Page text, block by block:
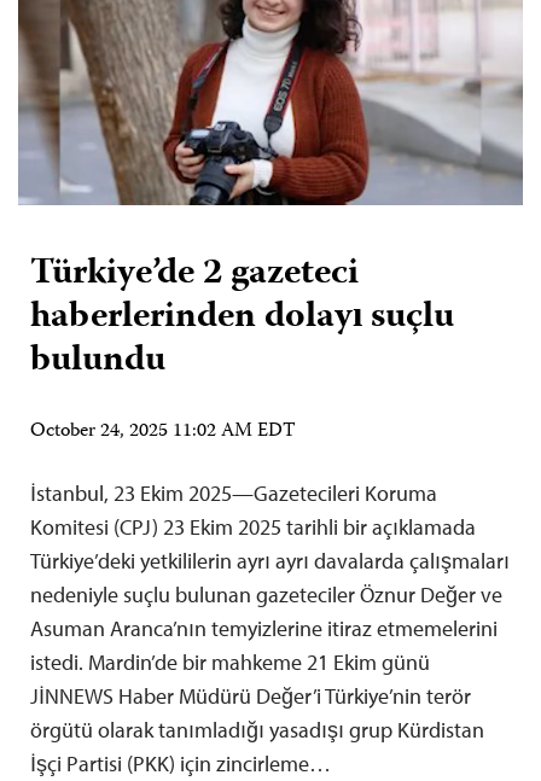
Türkiye’de 2 gazeteci
haberlerinden dolayı suçlu
bulundu
October 24, 2025 11:02 AM EDT
İstanbul, 23 Ekim 2025—Gazetecileri Koruma
Komitesi (CPJ) 23 Ekim 2025 tarihli bir açıklamada
Türkiye’deki yetkililerin ayrı ayrı davalarda çalışmaları
nedeniyle suçlu bulunan gazeteciler Öznur Değer ve
Asuman Aranca’nın temyizlerine itiraz etmemelerini
istedi. Mardin’de bir mahkeme 21 Ekim günü
JİNNEWS Haber Müdürü Değer’i Türkiye’nin terör
örgütü olarak tanımladığı yasadışı grup Kürdistan
İşçi Partisi (PKK) için zincirleme…